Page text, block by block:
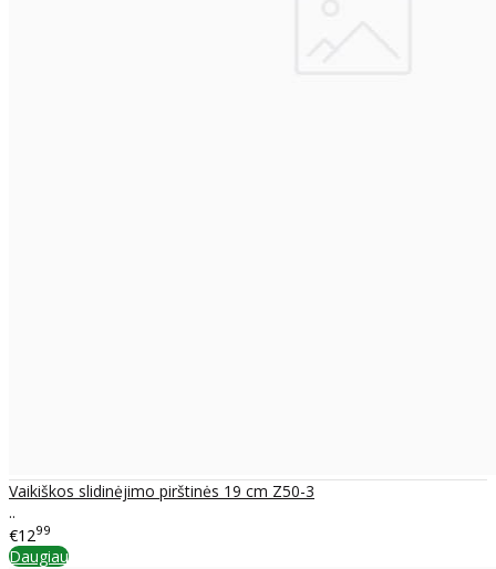
Vaikiškos slidinėjimo pirštinės 19 cm Z50-3
..
€1299
Daugiau